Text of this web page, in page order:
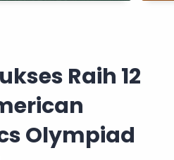
Raih 12
Olympiad